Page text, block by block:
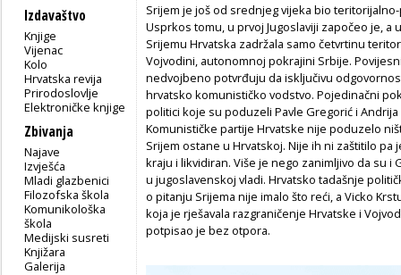
Izdavaštvo
Knjige
Vijenac
Kolo
Hrvatska revija
Prirodoslovlje
Elektroničke knjige
Zbivanja
Najave
Izvješća
Mladi glazbenici
Filozofska škola
Komunikološka
škola
Medijski susreti
Knjižara
Galerija
Srijem je još od srednjeg vijeka bio
Usprkos tomu, u prvoj Jugoslaviji započeo je,
Srijemu Hrvatska zadržala samo četvrtinu
Vojvodini, autonomnoj pokrajini Srbije.
nedvojbeno potvrđuju da isključivu
hrvatsko komunističko vodstvo. Pojedinačni
politici koje su poduzeli Pavle Gregorić i
Komunističke partije Hrvatske nije poduzelo
Srijem ostane u Hrvatskoj. Nije ih ni zaštitilo pa
kraju i likvidiran. Više je nego zanimljivo da su i
u jugoslavenskoj vladi. Hrvatsko tadašnje
o pitanju Srijema nije imalo što reći, a Vicko
koja je rješavala razgraničenje Hrvatske i
potpisao je bez otpora.